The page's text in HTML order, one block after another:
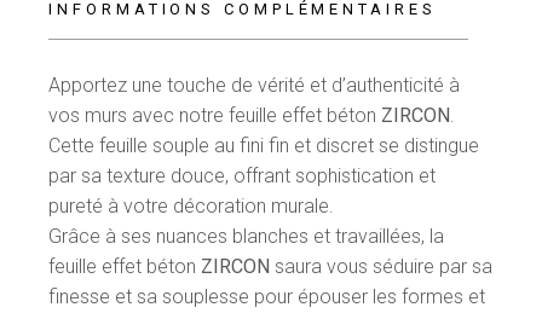
INFORMATIONS COMPLÉMENTAIRES
Apportez une touche de vérité et d’authenticité à
vos murs avec notre feuille effet béton ZIRCON
Cette feuille souple au fini fin et discret se distingue
par sa texture douce, offrant sophistication et
pureté à votre décoration murale.
Grâce à ses nuances blanches et travaillées, la
feuille effet béton ZIRCON saura vous séduire par sa
finesse et sa souplesse pour épouser les formes et